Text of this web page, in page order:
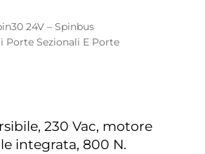
24V – Spinbus
Sezionali E Porte
230 Vac, motore
integrata, 800 N.